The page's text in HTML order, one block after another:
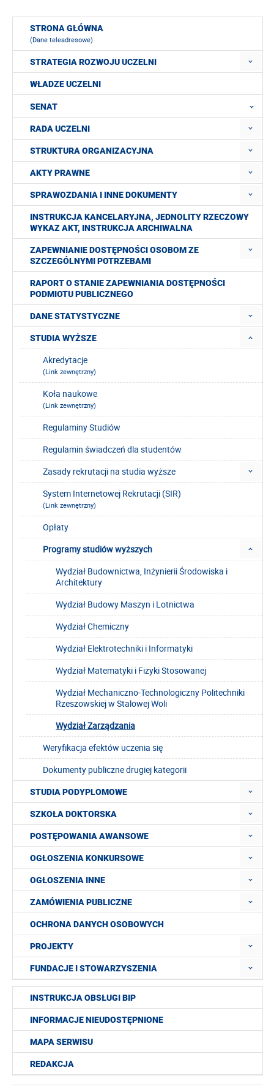
STRONA GŁÓWNA
(Dane teleadresowe)
STRATEGIA ROZWOJU UCZELNI
WŁADZE UCZELNI
SENAT
RADA UCZELNI
STRUKTURA ORGANIZACYJNA
AKTY PRAWNE
SPRAWOZDANIA I INNE DOKUMENTY
INSTRUKCJA KANCELARYJNA, JEDNOLITY RZECZOWY
WYKAZ AKT, INSTRUKCJA ARCHIWALNA
ZAPEWNIANIE DOSTĘPNOŚCI OSOBOM ZE
SZCZEGÓLNYMI POTRZEBAMI
RAPORT O STANIE ZAPEWNIANIA DOSTĘPNOŚCI
PODMIOTU PUBLICZNEGO
DANE STATYSTYCZNE
STUDIA WYŻSZE
Akredytacje
(Link zewnętrzny)
Koła naukowe
(Link zewnętrzny)
Regulaminy Studiów
Regulamin świadczeń dla studentów
Zasady rekrutacji na studia wyższe
System Internetowej Rekrutacji (SIR)
(Link zewnętrzny)
Opłaty
Programy studiów wyższych
Wydział Budownictwa, Inżynierii Środowiska i
Architektury
Wydział Budowy Maszyn i Lotnictwa
Wydział Chemiczny
Wydział Elektrotechniki i Informatyki
Wydział Matematyki i Fizyki Stosowanej
Wydział Mechaniczno-Technologiczny Politechniki
Rzeszowskiej w Stalowej Woli
Wydział Zarządzania
Weryfikacja efektów uczenia się
Dokumenty publiczne drugiej kategorii
STUDIA PODYPLOMOWE
SZKOŁA DOKTORSKA
POSTĘPOWANIA AWANSOWE
OGŁOSZENIA KONKURSOWE
OGŁOSZENIA INNE
ZAMÓWIENIA PUBLICZNE
OCHRONA DANYCH OSOBOWYCH
PROJEKTY
FUNDACJE I STOWARZYSZENIA
INSTRUKCJA OBSŁUGI BIP
INFORMACJE NIEUDOSTĘPNIONE
MAPA SERWISU
REDAKCJA